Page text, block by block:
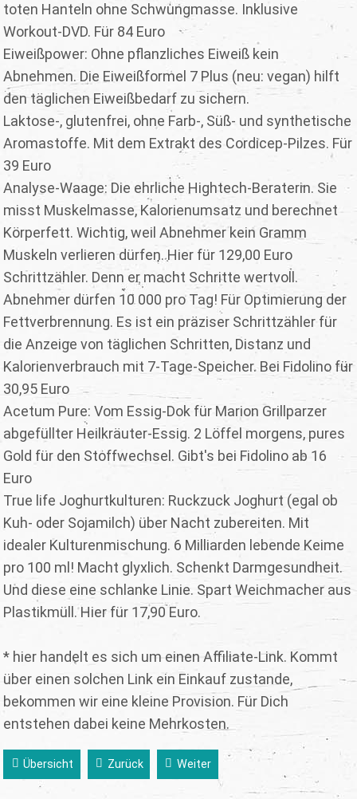
toten Hanteln ohne Schwungmasse. Inklusive
Workout-DVD. Für 84 Euro
Eiweißpower: Ohne pflanzliches Eiweiß kein
Abnehmen. Die Eiweißformel 7 Plus (neu: vegan) hilft
den täglichen Eiweißbedarf zu sichern.
Laktose-, glutenfrei, ohne Farb-, Süß- und synthetische
Aromastoffe. Mit dem Extrakt des Cordicep-Pilzes. Für
39 Euro
Analyse-Waage: Die ehrliche Hightech-Beraterin. Sie
misst Muskelmasse, Kalorienumsatz und berechnet
Körperfett. Wichtig, weil Abnehmer kein Gramm
Muskeln verlieren dürfen. Hier für 129,00 Euro
Schrittzähler. Denn er macht Schritte wertvoll.
Abnehmer dürfen 10 000 pro Tag! Für Optimierung der
Fettverbrennung. Es ist ein präziser Schrittzähler für
die Anzeige von täglichen Schritten, Distanz und
Kalorienverbrauch mit 7-Tage-Speicher. Bei Fidolino für
30,95 Euro
Acetum Pure: Vom Essig-Dok für Marion Grillparzer
abgefüllter Heilkräuter-Essig. 2 Löffel morgens, pures
Gold für den Stoffwechsel. Gibt's bei Fidolino ab 16
Euro
True life Joghurtkulturen: Ruckzuck Joghurt (egal ob
Kuh- oder Sojamilch) über Nacht zubereiten. Mit
idealer Kulturenmischung. 6 Milliarden lebende Keime
pro 100 ml! Macht glyxlich. Schenkt Darmgesundheit.
Und diese eine schlanke Linie. Spart Weichmacher aus
Plastikmüll. Hier für 17,90 Euro.
* hier handelt es sich um einen Affiliate-Link. Kommt
über einen solchen Link ein Einkauf zustande,
bekommen wir eine kleine Provision. Für Dich
entstehen dabei keine Mehrkosten.
Übersicht Zurück Weiter